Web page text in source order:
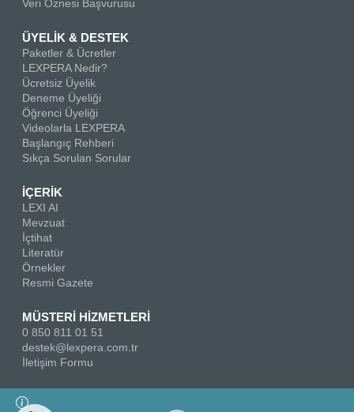
Veri Öznesi Başvurusu
ÜYELİK & DESTEK
Paketler & Ücretler
LEXPERA Nedir?
Ücretsiz Üyelik
Deneme Üyeliği
Öğrenci Üyeliği
Videolarla LEXPERA
Başlangıç Rehberi
Sıkça Sorulan Sorular
İÇERİK
LEXI AI
Mevzuat
İçtihat
Literatür
Örnekler
Resmi Gazete
MÜSTERİ HİZMETLERİ
0 850 811 01 51
destek@lexpera.com.tr
İletişim Formu
Bizi Takip Edin